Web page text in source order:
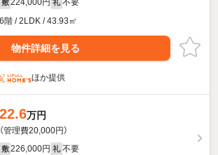
敷 224,000円 礼 不要
6階 / 2LDK / 43.93㎡
物件詳細を見る
ほか提供
22.6万円
（管理費20,000円）
敷 226,000円 礼 不要